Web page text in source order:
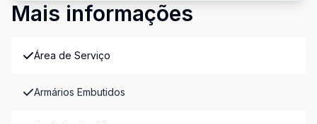
Mais informações
Área de Serviço
Armários Embutidos